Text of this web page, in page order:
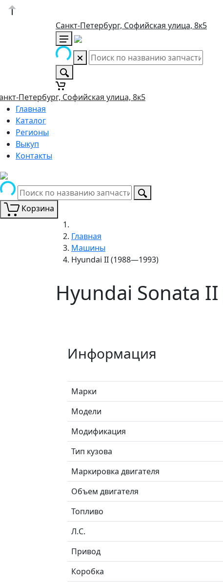
Санкт-Петербург, Софийская улица, 8к5
Петербург, Софийская улица, 8к5
Главная
Каталог
Регионы
Выкуп
Контакты
Корзина
Главная
Машины
Hyundai II (1988—1993)
Hyundai Sonata
Информация
Марки
Модели
Модификация
Тип кузова
Маркировка двигателя
Объем двигателя
Топливо
Л.C.
Привод
Коробка